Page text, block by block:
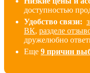
доступностью
Удобство связи:
ВК, разделе
дружелюбно
Еще 9 причин